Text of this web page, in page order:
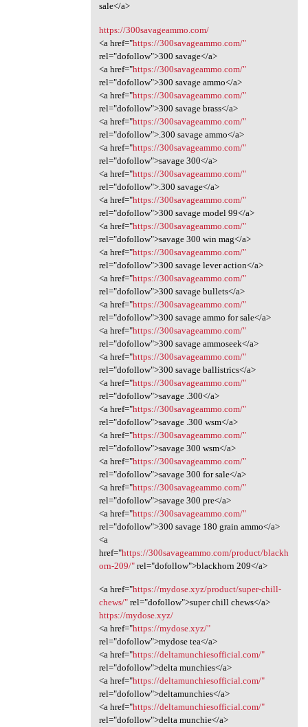
sale</a>
https://300savageammo.com/
<a href="https://300savageammo.com/"
rel="dofollow">300 savage</a>
<a href="https://300savageammo.com/"
rel="dofollow">300 savage ammo</a>
<a href="https://300savageammo.com/"
rel="dofollow">300 savage brass</a>
<a href="https://300savageammo.com/"
rel="dofollow">.300 savage ammo</a>
<a href="https://300savageammo.com/"
rel="dofollow">savage 300</a>
<a href="https://300savageammo.com/"
rel="dofollow">.300 savage</a>
<a href="https://300savageammo.com/"
rel="dofollow">300 savage model 99</a>
<a href="https://300savageammo.com/"
rel="dofollow">savage 300 win mag</a>
<a href="https://300savageammo.com/"
rel="dofollow">300 savage lever action</a>
<a href="https://300savageammo.com/"
rel="dofollow">300 savage bullets</a>
<a href="https://300savageammo.com/"
rel="dofollow">300 savage ammo for sale</a>
<a href="https://300savageammo.com/"
rel="dofollow">300 savage ammoseek</a>
<a href="https://300savageammo.com/"
rel="dofollow">300 savage ballistrics</a>
<a href="https://300savageammo.com/"
rel="dofollow">savage .300</a>
<a href="https://300savageammo.com/"
rel="dofollow">savage .300 wsm</a>
<a href="https://300savageammo.com/"
rel="dofollow">savage 300 wsm</a>
<a href="https://300savageammo.com/"
rel="dofollow">savage 300 for sale</a>
<a href="https://300savageammo.com/"
rel="dofollow">savage 300 pre</a>
<a href="https://300savageammo.com/"
rel="dofollow">300 savage 180 grain ammo</a>
<a
href="https://300savageammo.com/product/blackh
orn-209/"rel="dofollow">blackhorn 209</a>
<a href="https://mydose.xyz/product/super-chill-
chews/"rel="dofollow">super chill chews</a>
https://mydose.xyz/
<a href="https://mydose.xyz/"
rel="dofollow">mydose tea</a>
<a href="https://deltamunchiesofficial.com/"
rel="dofollow">delta munchies</a>
<a href="https://deltamunchiesofficial.com/"
rel="dofollow">deltamunchies</a>
<a href="https://deltamunchiesofficial.com/"
rel="dofollow">delta munchie</a>